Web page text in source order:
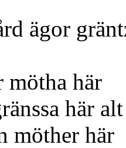
ägor
mötha här
här
möther här